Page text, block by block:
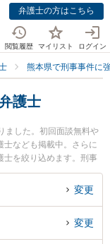
弁護士の方はこちら
閲覧履歴 マイリスト ログイン
熊本県で刑事事件に
護士
ました。初回面談無料や
士なども掲載中。さらに
士を絞り込めます。刑事
等の細かな分野での絞り
フィスの井手 俊輔弁護士
科ありのトラブルを今
ブル解決の実績豊富な近
変更
変更